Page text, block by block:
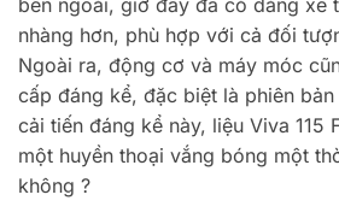
nhàng hơn, phù hợp với cả đối
Ngoài ra, động cơ và máy móc
cấp đáng kể, đặc biệt là phiên bản
cải tiến đáng kể này, liệu Viva 115
một huyền thoại vắng bóng một
không ?